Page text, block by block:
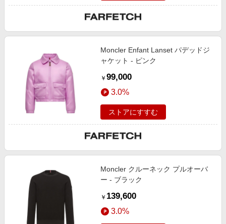
金融・マネー・保険
ビジネス・その他サービス
Apple公式サイト×楽天カード分割払い
Samsung ボーナスキャンペーン
週末の高還元 夏の長期版
Moncler Enfant Lanset パデッドジ
ャケット - ピンク
￥ 99,000
3.0%
ストアにすすむ
Moncler クルーネック プルオーバ
ー - ブラック
￥ 139,600
3.0%